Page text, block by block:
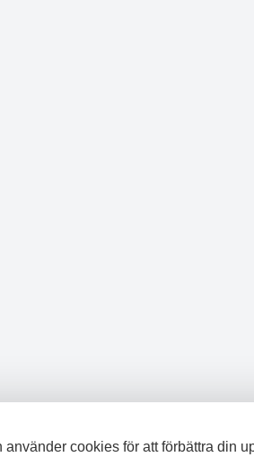
använder cookies för att förbättra din